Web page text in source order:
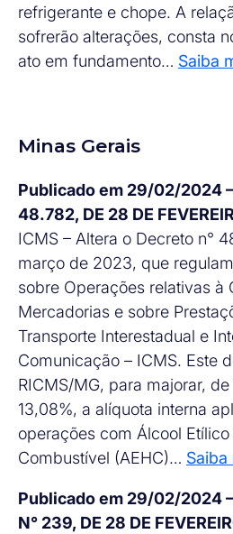
refrigerante e chope. A
sofrerão alterações, consta
ato em fundamento… Saiba
Minas Gerais
Publicado em 29/02/2024 –
48.782, DE 28 DE
ICMS – Altera o Decreto n°
março de 2023, que
sobre Operações relativas à
Mercadorias e sobre
Transporte Interestadual e
Comunicação – ICMS. Este
RICMS/MG, para majorar, de
13,08%, a alíquota interna
operações com Álcool
Combustível (AEHC)… Saiba
Publicado em 29/02/2024 –
N° 239, DE 28 DE